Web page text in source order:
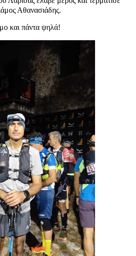
Αθανασιάδης.
και πάντα ψηλά!